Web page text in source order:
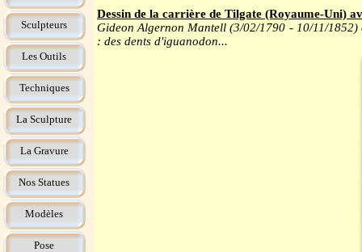
Sculpteurs
Les Outils
Techniques
La Sculpture
La Gravure
Nos Statues
Modèles
Pose
Dessin de la carrière de Tilgate (Royaume-Uni)
Gideon Algernon Mantell (3/02/1790 - 10/11/
: des dents d'iguanodon...